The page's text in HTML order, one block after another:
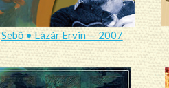
Sebő • Lázár Ervin — 2007